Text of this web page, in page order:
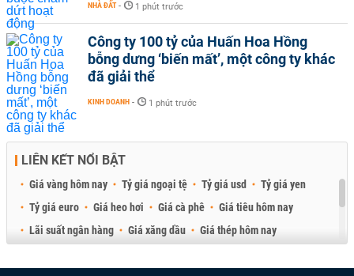
NHÀ ĐẤT - 1 phút trước
Công ty 100 tỷ của Huấn Hoa Hồng
bỗng dưng ‘biến mất’, một công ty khác
đã giải thể
KINH DOANH - 1 phút trước
LIÊN KẾT NỔI BẬT
Giá vàng hôm nay Tỷ giá ngoại tệ Tỷ giá usd
Tỷ giá yen
Tỷ giá euro
Giá heo hơi Giá cà phê
Giá tiêu hôm nay
Lãi suất ngân hàng
Giá xăng dầu
Giá thép hôm nay